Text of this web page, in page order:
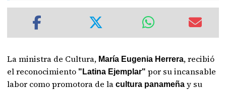
La ministra de Cultura, María Eugenia Herrera, recibió
el reconocimiento "Latina Ejemplar" por su incansable
labor como promotora de lacultura panameña y su